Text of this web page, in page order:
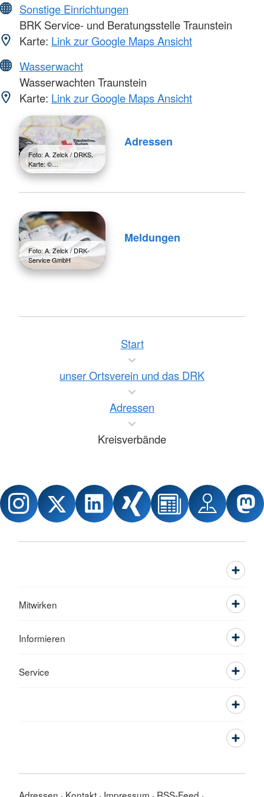
Sonstige Einrichtungen
BRK Service- und Beratungsstelle Traunstein
Karte: Link zur Google Maps Ansicht
Wasserwacht
Wasserwachten Traunstein
Karte: Link zur Google Maps Ansicht
Foto: A. Zelck / DRKS,
Karte: ©…
Adressen
Foto: A. Zelck / DRK-
Service GmbH
Meldungen
Start
unser Ortsverein und das DRK
Adressen
Kreisverbände
Mitwirken
Informieren
Service